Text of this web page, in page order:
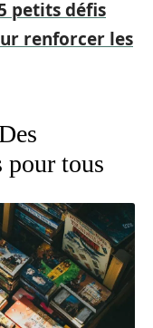
petits défis
renforcer les
pour tous